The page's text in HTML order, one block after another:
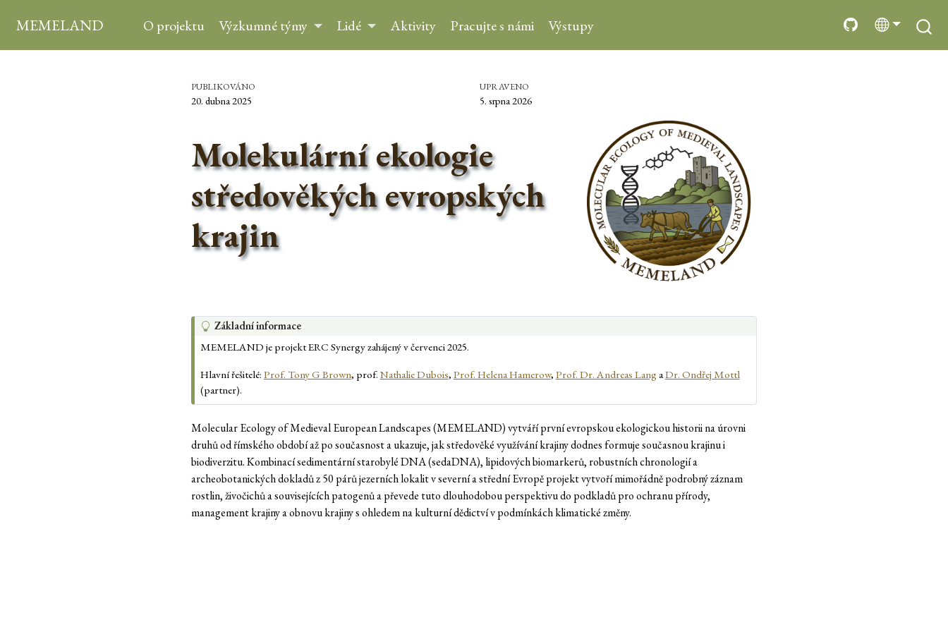
MEMELAND O projektu Výzkumné týmy Lidé Aktivity Pracujte s námi Výstupy
PUBLIKOVÁNO
20. dubna 2025
UPRAVENO
5. srpna 2026
Molekulární ekologie
středověkých evropských
krajin
T
i
Základní informace
MEMELAND je projekt ERC Synergy zahájený v červenci 2025.
Hlavní řešitelé: Prof. Tony G Brown, prof. Nathalie Dubois, Prof. Helena Hamerow, Prof. Dr. Andreas Lang aDr. Ondřej Mottl
(partner).
Molecular Ecology of Medieval European Landscapes (MEMELAND) vytváří první evropskou ekologickou historii na úrovni
druhů od římského období až po současnost a ukazuje, jak středověké využívání krajiny dodnes formuje současnou krajinu i
biodiverzitu. Kombinací sedimentární starobylé DNA (sedaDNA), lipidových biomarkerů, robustních chronologií a
archeobotanických dokladů z 50 párů jezerních lokalit v severní a střední Evropě projekt vytvoří mimořádně podrobný záznam
rostlin, živočichů a souvisejících patogenů a převede tuto dlouhodobou perspektivu do podkladů pro ochranu přírody,
management krajiny a obnovu krajiny s ohledem na kulturní dědictví v podmínkách klimatické změny.